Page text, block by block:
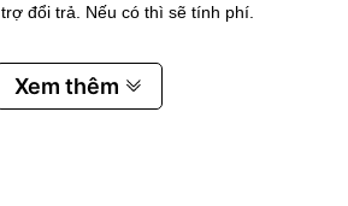
đổi trả. Nếu có thì sẽ tính phí.
Xem thêm